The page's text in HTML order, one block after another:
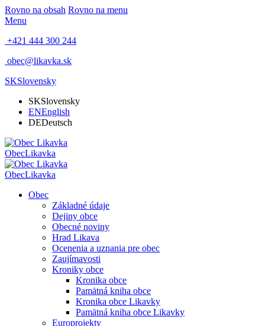
Rovno na obsah Rovno na menu
Menu
+421 444 300 244
obec@likavka.sk
SKSlovensky
SKSlovensky
ENEnglish
DEDeutsch
ObecLikavka
ObecLikavka
Obec
Základné údaje
Dejiny obce
Obecné noviny
Hrad Likava
Ocenenia a uznania pre obec
Zaujímavosti
Kroniky obce
Kronika obce
Pamätná kniha obce
Kronika obce Likavky
Pamätná kniha obce Likavky
Europrojekty